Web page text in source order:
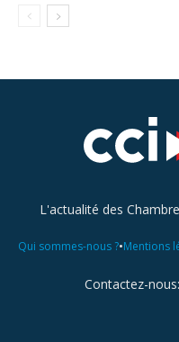
L'actualité des
Qui sommes-nous ?•Mentions
Contactez-nous: